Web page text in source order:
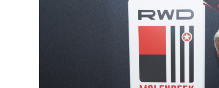
Consulter l'article "Le RWDM récolte déjà
La grève chez Bpost a eu un
“impact significatif” sur les